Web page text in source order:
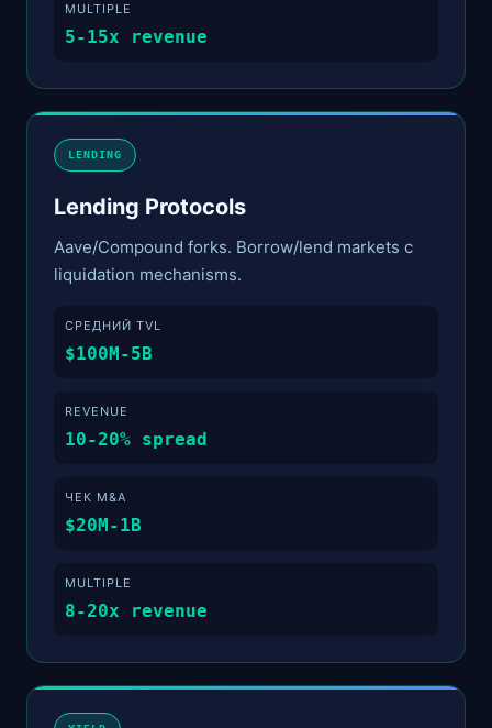
MULTIPLE
5-15x revenue
LENDING
Lending Protocols
Aave/Compound forks. Borrow/lend markets с
liquidation mechanisms.
СРЕДНИЙ TVL
$100M-5B
REVENUE
10-20% spread
ЧЕК M&A
$20M-1B
MULTIPLE
8-20x revenue